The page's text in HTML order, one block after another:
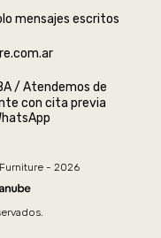
mensajes escritos
/ Atendemos de
con cita previa
- 2026